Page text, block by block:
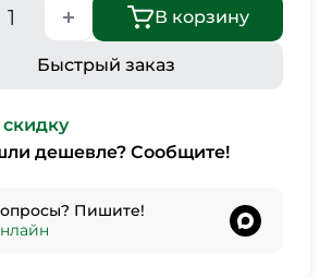
В корзину
Быстрый заказ
дешевле? Сообщите!
Пишите!